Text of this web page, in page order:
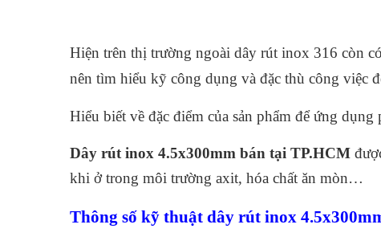
Hiện trên thị trường ngoài dây rút inox 316 còn
nên tìm hiểu kỹ công dụng và đặc thù công việc
Hiểu biết về đặc điểm của sản phẩm để ứng
Dây rút inox 4.5x300mm bán tại TP.HCM
khi ở trong môi trường axit, hóa chất ăn mòn…
Thông số kỹ thuật dây rút inox